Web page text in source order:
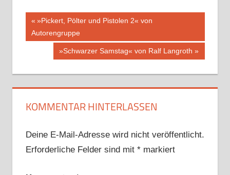
Beitragsnavigation
Vorheriger
Beitrag:
»Pickert, Pölter und Pistolen 2« von
Autorengruppe
Nächster
»Schwarzer Samstag« von Ralf Langroth
KOMMENTAR HINTERLASSEN
Deine E-Mail-Adresse wird nicht veröffentlicht.
Erforderliche Felder sind mit *markiert